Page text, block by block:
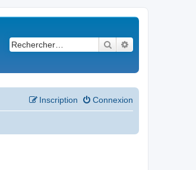
Rechercher
Connexion
Inscription